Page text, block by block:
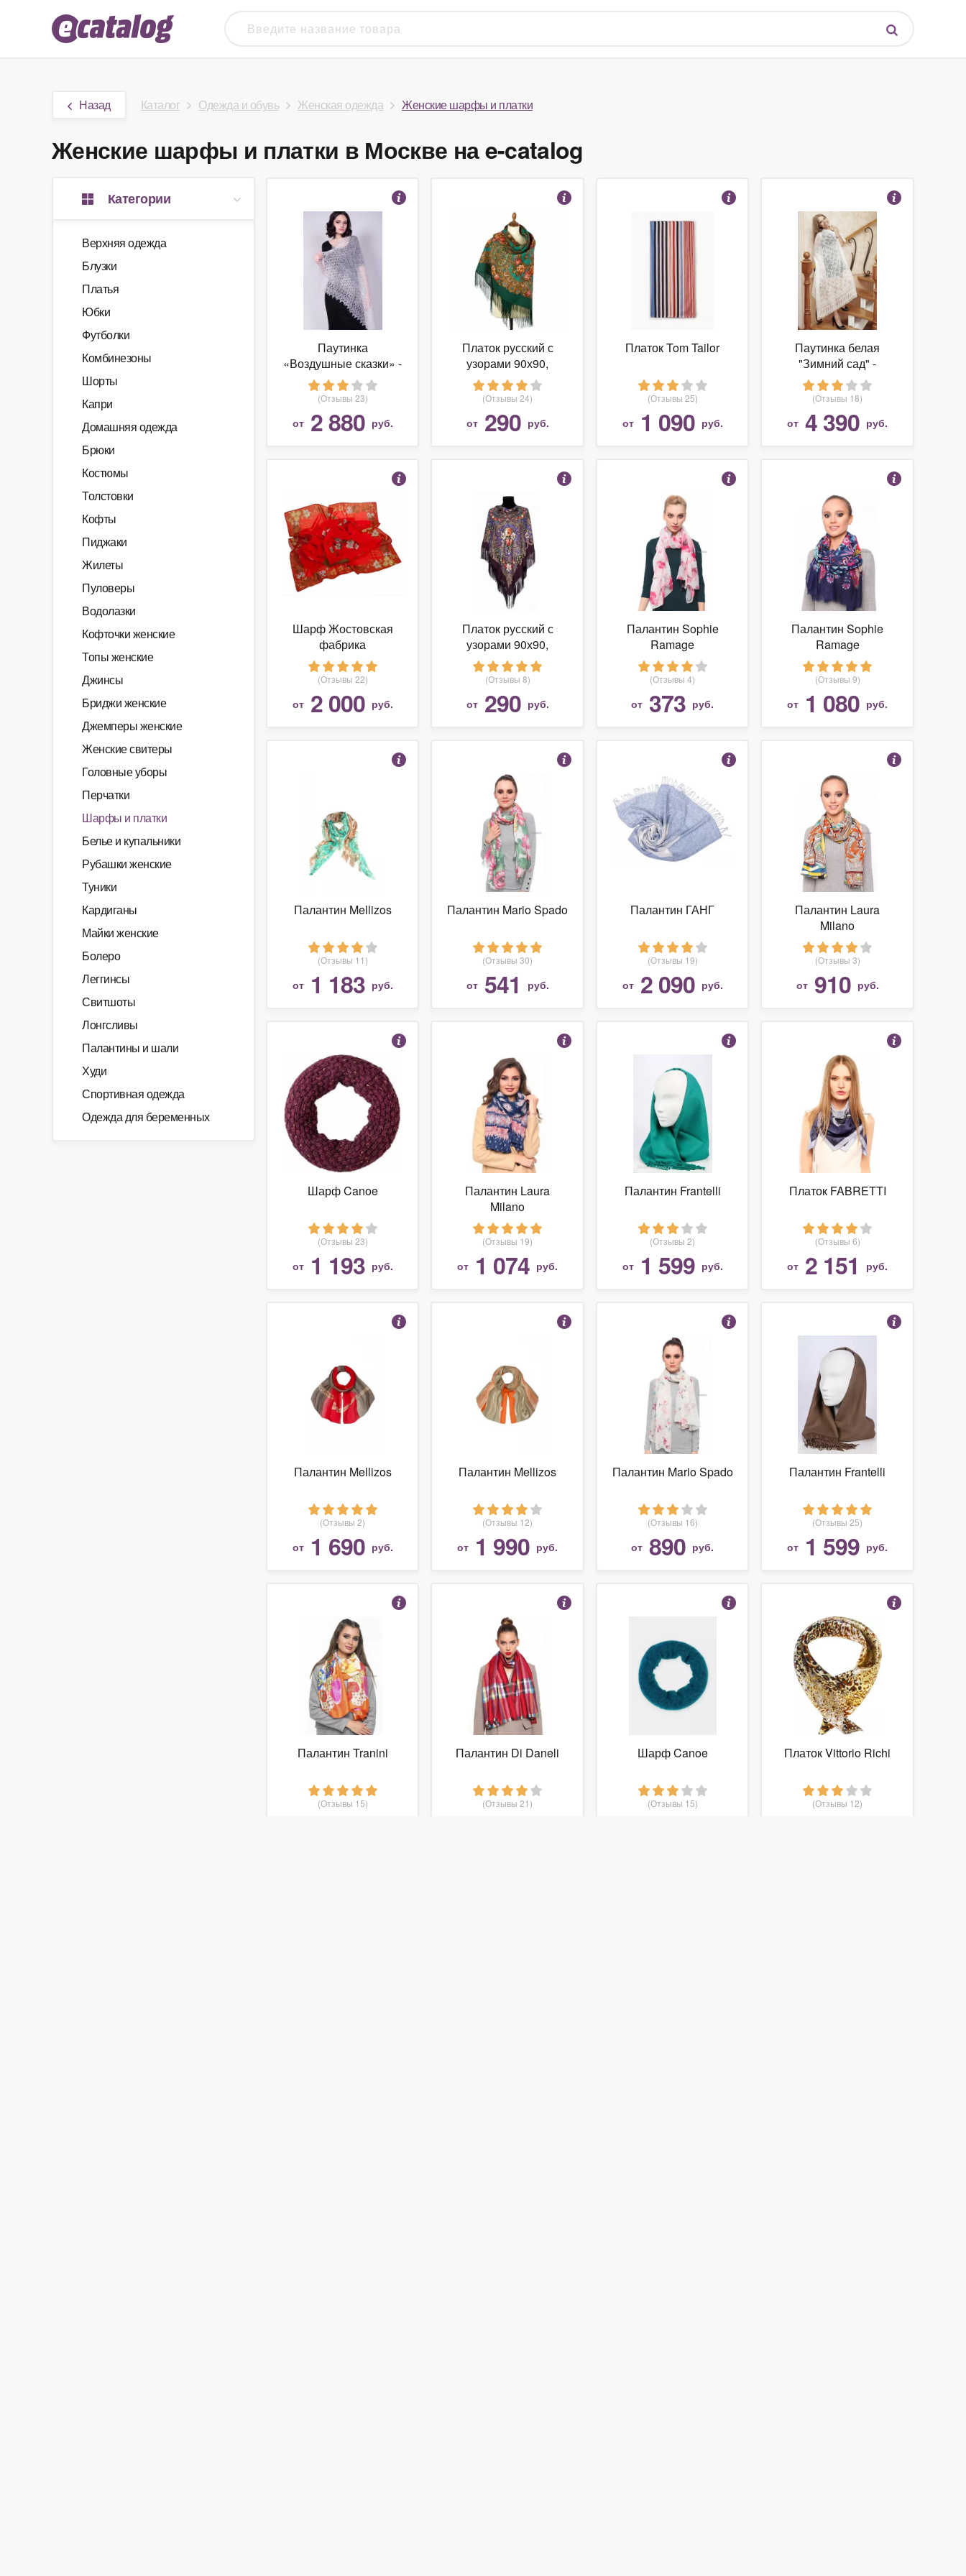
Назад Каталог Одежда и обувь Женская одежда Женские шарфы и платки
Женские шарфы и платки в Москве на e-catalog
Категории
Верхняя одежда
Блузки
Платья
Юбки
Футболки
Комбинезоны
Шорты
Капри
Домашняя одежда
Брюки
Костюмы
Толстовки
Кофты
Пиджаки
Жилеты
Пуловеры
Водолазки
Кофточки женские
Топы женские
Джинсы
Бриджи женские
Джемперы женские
Женские свитеры
Головные уборы
Перчатки
Шарфы и платки
Белье и купальники
Рубашки женские
Туники
Кардиганы
Майки женские
Болеро
Леггинсы
Свитшоты
Лонгсливы
Палантины и шали
Худи
Спортивная одежда
Одежда для беременных
Паутинка
«Воздушные сказки» -
Оренбургский
пуховый платок
(Отзывы 23)
от 2 880 руб.
Платок русский с
узорами 90х90,
зеленый
(Отзывы 24)
от 290 руб.
Платок Tom Tailor
(Отзывы 25)
от 1 090 руб.
Паутинка белая
"Зимний сад" -
Оренбургский
пуховый платок
(Отзывы 18)
от 4 390 руб.
Шарф Жостовская
фабрика
декоративной росписи
Шарф "Олень"
SCA010219001
(Отзывы 22)
от 2 000 руб.
Платок русский с
узорами 90х90,
фиолетовый
(Отзывы 8)
от 290 руб.
Палантин Sophie
Ramage
(Отзывы 4)
от 373 руб.
Палантин Sophie
Ramage
(Отзывы 9)
от 1 080 руб.
Палантин Mellizos
(Отзывы 11)
от 1 183 руб.
Палантин Mario Spado
(Отзывы 30)
от 541 руб.
Палантин ГАНГ
(Отзывы 19)
от 2 090 руб.
Палантин Laura
Milano
(Отзывы 3)
от 910 руб.
Шарф Canoe
(Отзывы 23)
от 1 193 руб.
Палантин Laura
Milano
(Отзывы 19)
от 1 074 руб.
Палантин Frantelli
(Отзывы 2)
от 1 599 руб.
Платок FABRETTI
(Отзывы 6)
от 2 151 руб.
Палантин Mellizos
(Отзывы 2)
от 1 690 руб.
Палантин Mellizos
(Отзывы 12)
от 1 990 руб.
Палантин Mario Spado
(Отзывы 16)
от 890 руб.
Палантин Frantelli
(Отзывы 25)
от 1 599 руб.
Палантин Tranini
(Отзывы 15)
Палантин Di Daneli
(Отзывы 21)
Шарф Canoe
(Отзывы 15)
Платок Vittorio Richi
(Отзывы 12)